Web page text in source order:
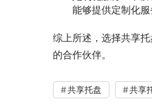
能够提供定制化服
综上所述，选择共享
的合作伙伴。
共享托盘 共享